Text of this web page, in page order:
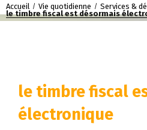
Accueil / Vie quotidienne / Services &
le timbre fiscal est désormais
le timbre fiscal
électronique